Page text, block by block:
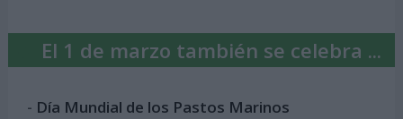
El 1 de marzo también se celebra ...
- Día Mundial de los Pastos Marinos